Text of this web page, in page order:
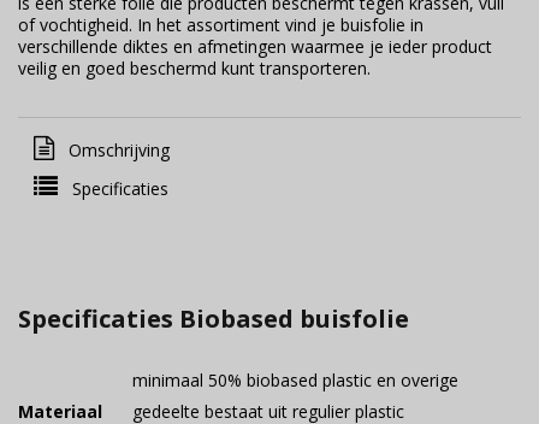
of vochtigheid. In het assortiment vind je buisfolie in
verschillende diktes en afmetingen waarmee je ieder product
veilig en goed beschermd kunt transporteren.
Omschrijving
Specificaties
Specificaties Biobased buisfolie
Materiaal
minimaal 50% biobased plastic en overige
gedeelte bestaat uit regulier plastic